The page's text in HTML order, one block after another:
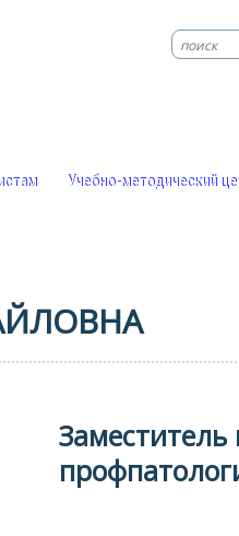
Учебно-методический
Заместитель